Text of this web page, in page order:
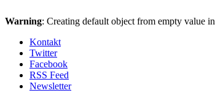
Warning: Creating default object from empty value in
Kontakt
Twitter
Facebook
RSS Feed
Newsletter